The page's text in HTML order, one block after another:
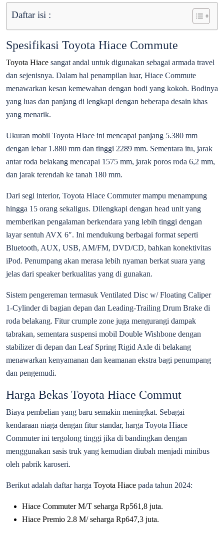
Daftar isi :
Spesifikasi Toyota Hiace Commute
Toyota Hiace sangat andal untuk digunakan sebagai armada travel
dan sejenisnya. Dalam hal penampilan luar, Hiace Commute
menawarkan kesan kemewahan dengan bodi yang kokoh. Bodinya
yang luas dan panjang di lengkapi dengan beberapa desain khas
yang menarik.
Ukuran mobil Toyota Hiace ini mencapai panjang 5.380 mm
dengan lebar 1.880 mm dan tinggi 2289 mm. Sementara itu, jarak
antar roda belakang mencapai 1575 mm, jarak poros roda 6,2 mm,
dan jarak terendah ke tanah 180 mm.
Dari segi interior, Toyota Hiace Commuter mampu menampung
hingga 15 orang sekaligus. Dilengkapi dengan head unit yang
memberikan pengalaman berkendara yang lebih tinggi dengan
layar sentuh AVX 6″. Ini mendukung berbagai format seperti
Bluetooth, AUX, USB, AM/FM, DVD/CD, bahkan konektivitas
iPod. Penumpang akan merasa lebih nyaman berkat suara yang
jelas dari speaker berkualitas yang di gunakan.
Sistem pengereman termasuk Ventilated Disc w/ Floating Caliper
1-Cylinder di bagian depan dan Leading-Trailing Drum Brake di
roda belakang. Fitur crumple zone juga mengurangi dampak
tabrakan, sementara suspensi mobil Double Wishbone dengan
stabilizer di depan dan Leaf Spring Rigid Axle di belakang
menawarkan kenyamanan dan keamanan ekstra bagi penumpang
dan pengemudi.
Harga Bekas Toyota Hiace Commut
Biaya pembelian yang baru semakin meningkat. Sebagai
kendaraan niaga dengan fitur standar, harga Toyota Hiace
Commuter ini tergolong tinggi jika di bandingkan dengan
menggunakan sasis truk yang kemudian diubah menjadi minibus
oleh pabrik karoseri.
Berikut adalah daftar harga Toyota Hiace pada tahun 2024:
Hiace Commuter M/T seharga Rp561,8 juta.
Hiace Premio 2.8 M/ seharga Rp647,3 juta.